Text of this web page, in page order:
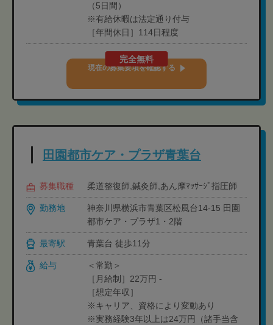
（5日間）
※有給休暇は法定通り付与
［年間休日］114日程度
完全無料
現在の募集要項を確認する
田園都市ケア・プラザ青葉台
募集職種 柔道整復師,鍼灸師,あん摩ﾏｯｻｰｼﾞ指圧師
勤務地
神奈川県横浜市青葉区松風台14-15 田園
都市ケア・プラザ1・2階
最寄駅 青葉台 徒歩11分
給与
＜常勤＞
［月給制］22万円 -
［想定年収］
※キャリア、資格により変動あり
※実務経験3年以上は24万円（諸手当含